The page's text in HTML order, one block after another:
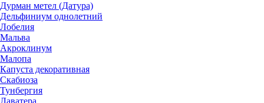
Дурман метел (Датура)
Дельфиниум однолетний
Лобелия
Мальва
Акроклинум
Малопа
Капуста декоративная
Скабиоза
Тунбергия
Лаватера